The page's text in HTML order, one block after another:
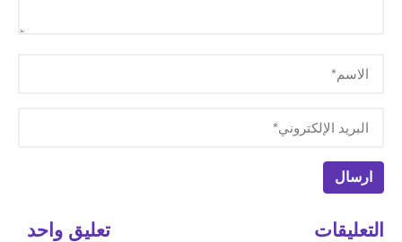
التعليقات تعليق واحد